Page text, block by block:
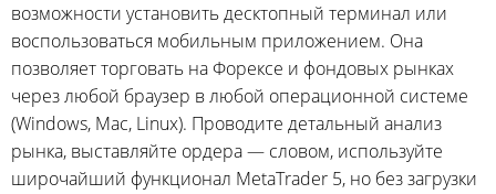
возможности установить десктопный терминал или
воспользоваться мобильным приложением. Она
позволяет торговать на Форексе и фондовых рынках
через любой браузер в любой операционной системе
(Windows, Mac, Linux). Проводите детальный анализ
рынка, выставляйте ордера — словом, используйте
широчайший функционал MetaTrader 5, но без загрузки